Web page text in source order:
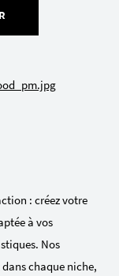
: créez votre
à vos
Nos
chaque niche,